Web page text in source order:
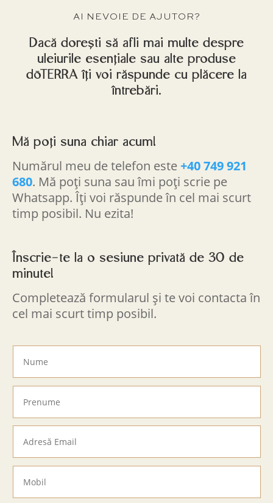
AI NEVOIE DE AJUTOR?
Dacă dorești să afli mai multe despre
uleiurile esențiale sau alte produse
dōTERRA îți voi răspunde cu plăcere la
întrebări.
Mă poți suna chiar acum!
Numărul meu de telefon este+40 749 921
680. Mă poți suna sau îmi poți scrie pe
Whatsapp. Îți voi răspunde în cel mai scurt
timp posibil. Nu ezita!
Înscrie-te la o sesiune privată de 30 de
minute!
Completează formularul și te voi contacta în
cel mai scurt timp posibil.